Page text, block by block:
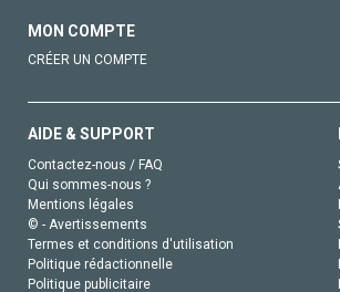
MON COMPTE
CRÉER UN COMPTE
AIDE & SUPPORT
Contactez-nous / FAQ
Qui sommes-nous ?
Mentions légales
© - Avertissements
Termes et conditions d'utilisation
Politique rédactionnelle
Politique publicitaire